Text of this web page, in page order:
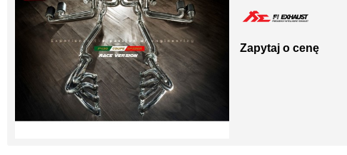
Zapytaj o cenę